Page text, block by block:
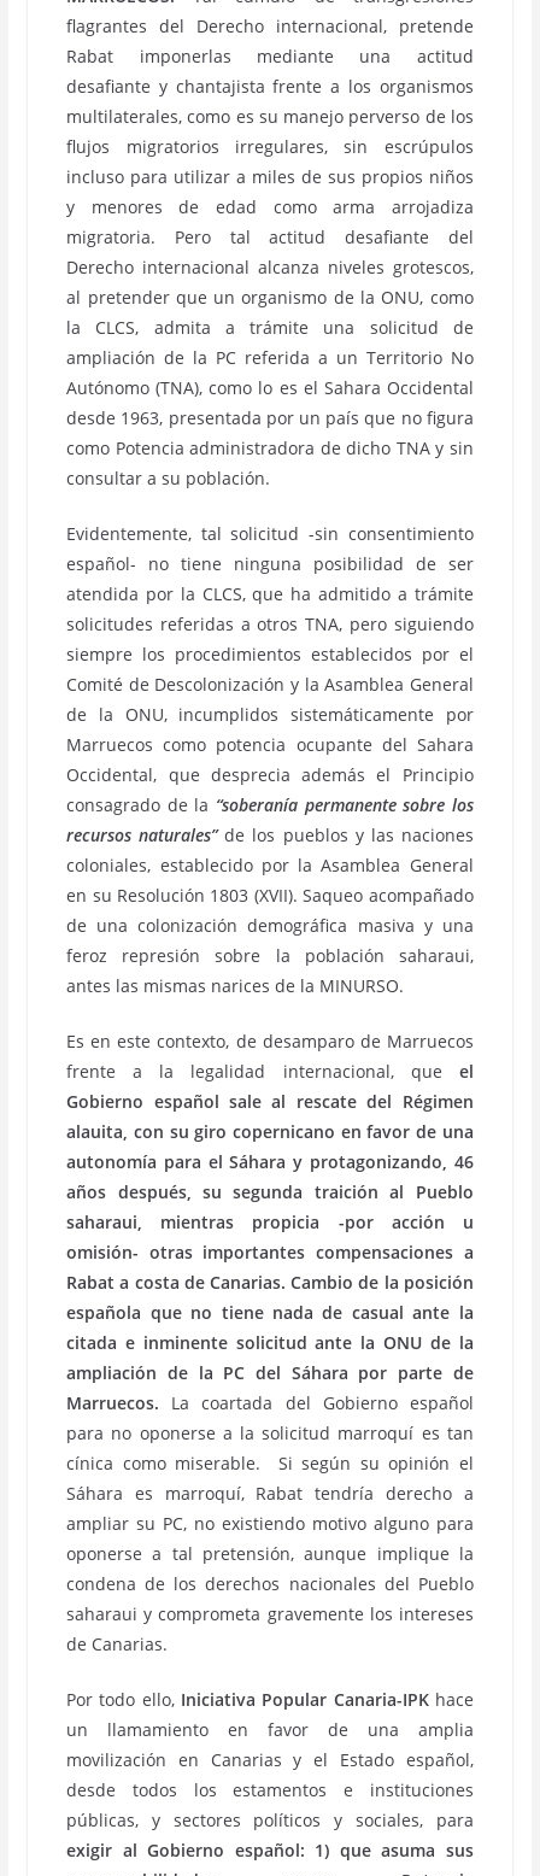
flagrantes del Derecho internacional, pretende
Rabat imponerlas mediante una actitud
desafiante y chantajista frente a los organismos
multilaterales, como es su manejo perverso de los
flujos migratorios irregulares, sin escrúpulos
incluso para utilizar a miles de sus propios niños
y menores de edad como arma arrojadiza
migratoria. Pero tal actitud desafiante del
Derecho internacional alcanza niveles grotescos,
al pretender que un organismo de la ONU, como
la CLCS, admita a trámite una solicitud de
ampliación de la PC referida a un Territorio No
Autónomo (TNA), como lo es el Sahara Occidental
desde 1963, presentada por un país que no figura
como Potencia administradora de dicho TNA y sin
consultar a su población.
Evidentemente, tal solicitud -sin consentimiento
español- no tiene ninguna posibilidad de ser
atendida por la CLCS, que ha admitido a trámite
solicitudes referidas a otros TNA, pero siguiendo
siempre los procedimientos establecidos por el
Comité de Descolonización y la Asamblea General
de la ONU, incumplidos sistemáticamente por
Marruecos como potencia ocupante del Sahara
Occidental, que desprecia además el Principio
consagrado de la “soberanía permanente sobre los
recursos naturales”de los pueblos y las naciones
coloniales, establecido por la Asamblea General
en su Resolución 1803 (XVII). Saqueo acompañado
de una colonización demográfica masiva y una
feroz represión sobre la población saharaui,
antes las mismas narices de la MINURSO.
Es en este contexto, de desamparo de Marruecos
frente a la legalidad internacional, que el
Gobierno español sale al rescate del Régimen
alauita, con su giro copernicano en favor de una
autonomía para el Sáhara y protagonizando, 46
años después, su segunda traición al Pueblo
saharaui, mientras propicia -por acción u
omisión- otras importantes compensaciones a
Rabat a costa de Canarias. Cambio de la posición
española que no tiene nada de casual ante la
citada e inminente solicitud ante la ONU de la
ampliación de la PC del Sáhara por parte de
Marruecos. La coartada del Gobierno español
para no oponerse a la solicitud marroquí es tan
cínica como miserable. Si según su opinión el
Sáhara es marroquí, Rabat tendría derecho a
ampliar su PC, no existiendo motivo alguno para
oponerse a tal pretensión, aunque implique la
condena de los derechos nacionales del Pueblo
saharaui y comprometa gravemente los intereses
de Canarias.
Por todo ello, Iniciativa Popular Canaria-IPKhace
un llamamiento en favor de una amplia
movilización en Canarias y el Estado español,
desde todos los estamentos e instituciones
públicas, y sectores políticos y sociales, para
exigir al Gobierno español: 1) que asuma sus